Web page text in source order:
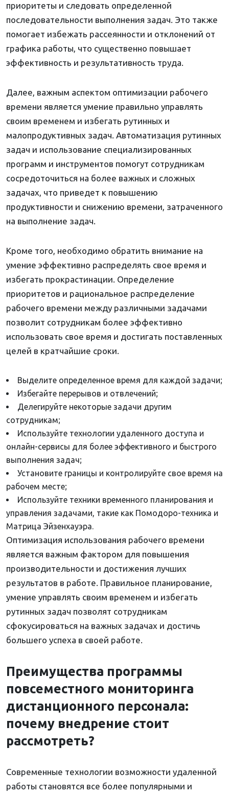
приоритеты и следовать определенной
последовательности выполнения задач. Это также
помогает избежать рассеянности и отклонений от
графика работы, что существенно повышает
эффективность и результативность труда.
Далее, важным аспектом оптимизации рабочего
времени является умение правильно управлять
своим временем и избегать рутинных и
малопродуктивных задач. Автоматизация рутинных
задач и использование специализированных
программ и инструментов помогут сотрудникам
сосредоточиться на более важных и сложных
задачах, что приведет к повышению
продуктивности и снижению времени, затраченного
на выполнение задач.
Кроме того, необходимо обратить внимание на
умение эффективно распределять свое время и
избегать прокрастинации. Определение
приоритетов и рациональное распределение
рабочего времени между различными задачами
позволит сотрудникам более эффективно
использовать свое время и достигать поставленных
целей в кратчайшие сроки.
Выделите определенное время для каждой задачи;
Избегайте перерывов и отвлечений;
Делегируйте некоторые задачи другим
сотрудникам;
Используйте технологии удаленного доступа и
онлайн-сервисы для более эффективного и быстрого
выполнения задач;
Установите границы и контролируйте свое время на
рабочем месте;
Используйте техники временного планирования и
управления задачами, такие как Помодоро-техника и
Матрица Эйзенхауэра.
Оптимизация использования рабочего времени
является важным фактором для повышения
производительности и достижения лучших
результатов в работе. Правильное планирование,
умение управлять своим временем и избегать
рутинных задач позволят сотрудникам
сфокусироваться на важных задачах и достичь
большего успеха в своей работе.
Преимущества программы
повсеместного мониторинга
дистанционного персонала:
почему внедрение стоит
рассмотреть?
Современные технологии возможности удаленной
работы становятся все более популярными и